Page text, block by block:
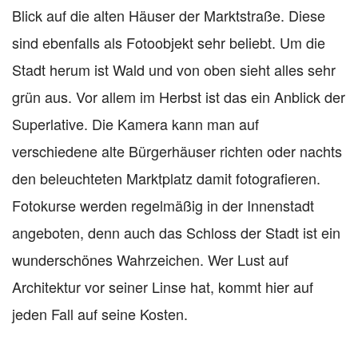
Blick auf die alten Häuser der Marktstraße. Diese
sind ebenfalls als Fotoobjekt sehr beliebt. Um die
Stadt herum ist Wald und von oben sieht alles sehr
grün aus. Vor allem im Herbst ist das ein Anblick der
Superlative. Die Kamera kann man auf
verschiedene alte Bürgerhäuser richten oder nachts
den beleuchteten Marktplatz damit fotografieren.
Fotokurse werden regelmäßig in der Innenstadt
angeboten, denn auch das Schloss der Stadt ist ein
wunderschönes Wahrzeichen. Wer Lust auf
Architektur vor seiner Linse hat, kommt hier auf
jeden Fall auf seine Kosten.